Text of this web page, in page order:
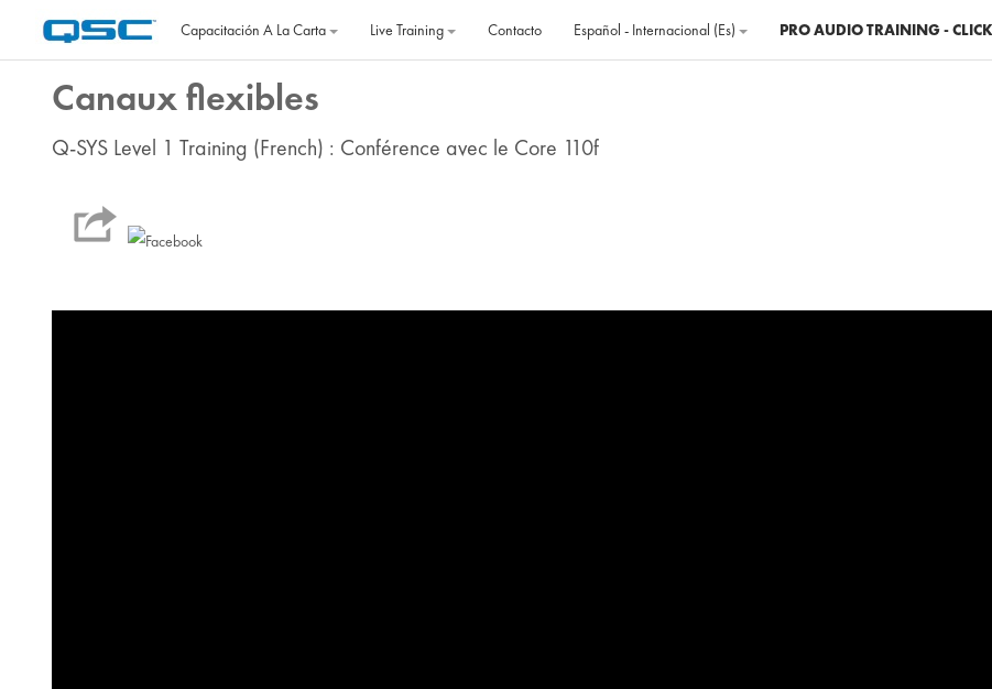
Capacitación A La Carta
Live Training Contacto Español - Internacional ‎(es)‎ PRO AUDIO TRAINING -
Canaux flexibles
Q-SYS Level 1 Training (French) : Conférence avec le Core 110f